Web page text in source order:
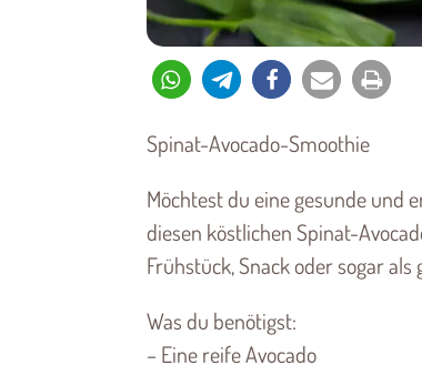
Spinat-Avocado-Smoothie
Möchtest du eine gesunde und
diesen köstlichen Spinat-
Frühstück, Snack oder sogar
Was du benötigst:
– Eine reife Avocado